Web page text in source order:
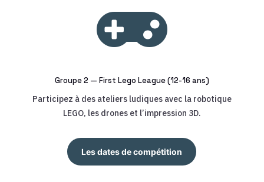

Groupe 2 — First Lego League (12-16 ans)
Participez à des ateliers ludiques avec la robotique
LEGO, les drones et l’impression 3D.
Les dates de compétition